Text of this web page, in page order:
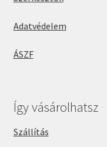
Adatvédelem
ÁSZF
Így vásárolhatsz
Szállítás